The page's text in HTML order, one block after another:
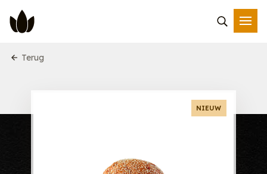
Terug
NIEUW